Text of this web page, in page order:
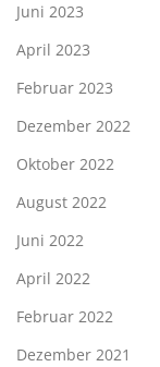
Juni 2023
April 2023
Februar 2023
Dezember 2022
Oktober 2022
August 2022
Juni 2022
April 2022
Februar 2022
Dezember 2021